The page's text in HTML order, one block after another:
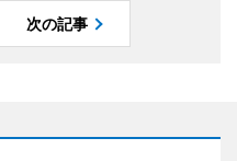
次の記事